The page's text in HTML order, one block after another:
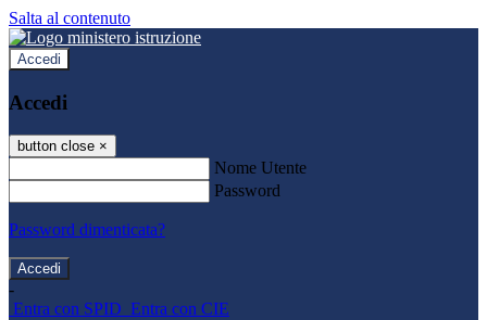
Salta al contenuto
Accedi
Accedi
button close ×
Nome Utente
Password
Password dimenticata?
-
Entra con SPID Entra con CIE